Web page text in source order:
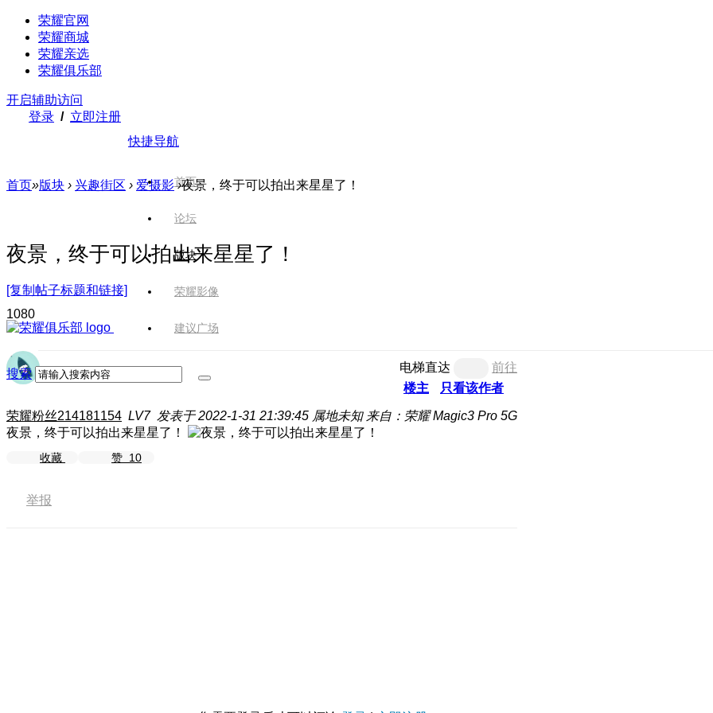
荣耀官网
荣耀商城
荣耀亲选
荣耀俱乐部
开启辅助访问
登录 / 立即注册
快捷导航
首页
论坛
版块
荣耀影像
建议广场
搜索
首页»版块 › 兴趣街区 › 爱摄影 ›夜景，终于可以拍出来星星了！
夜景，终于可以拍出来星星了！
[复制帖子标题和链接]
1080
电梯直达
前往
楼主
只看该作者
荣耀粉丝214181154 LV7 发表于 2022-1-31 21:39:45 属地未知 来自：荣耀 Magic3 Pro 5G
夜景，终于可以拍出来星星了！
收藏 赞 10
举报